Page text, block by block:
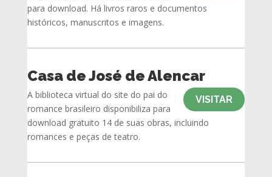
para download. Há livros raros e documentos
históricos, manuscritos e imagens.
Casa de José de Alencar
VISITAR
A biblioteca virtual do site do pai do
romance brasileiro disponibiliza para
download gratuito 14 de suas obras, incluindo
romances e peças de teatro.